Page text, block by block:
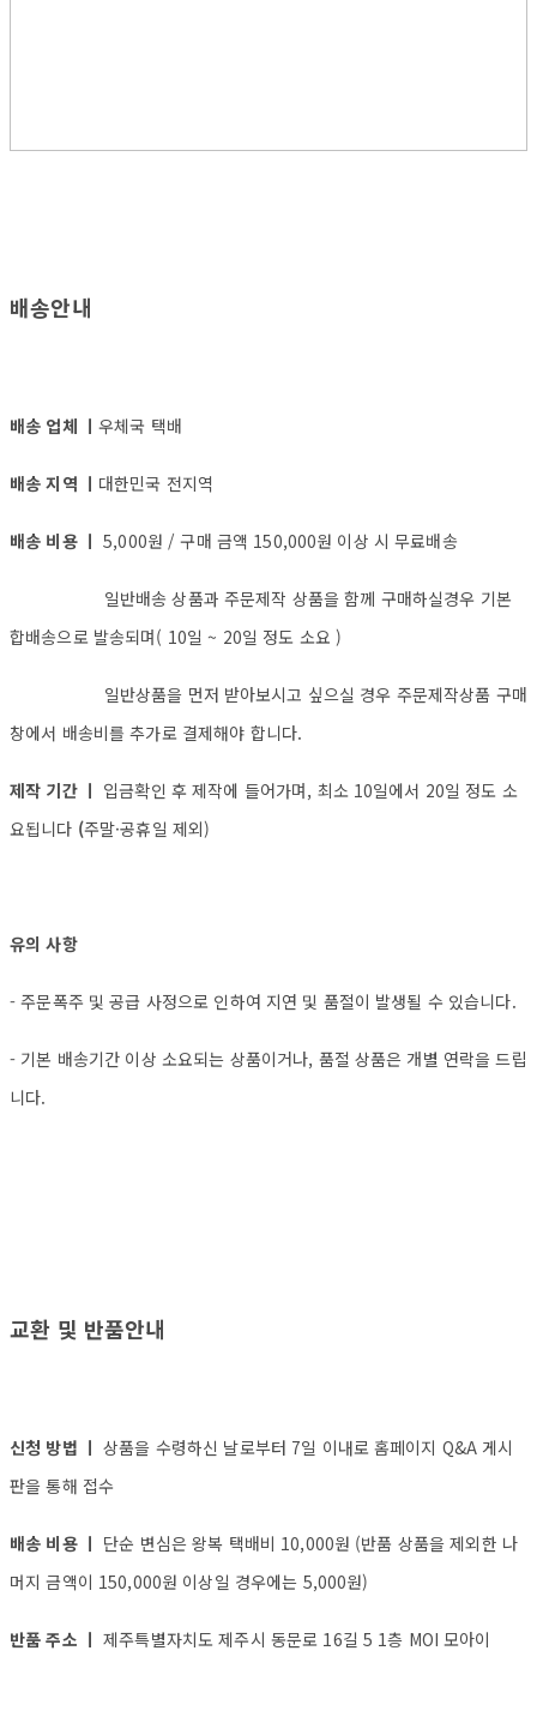
배송안내
배송 업체 ㅣ 우체국 택배
배송 지역 ㅣ 대한민국 전지역
배송 비용 ㅣ5,000원 / 구매 금액 150,000원 이상 시 무료배송
일반배송 상품과 주문제작 상품을 함께 구매하실경우 기본
합배송으로 발송되며( 10일 ~ 20일 정도 소요 )
일반상품을 먼저 받아보시고 싶으실 경우 주문제작상품 구매
창에서 배송비를 추가로 결제해야 합니다.
제작 기간 ㅣ 입금확인 후 제작에 들어가며, 최소 10일에서 20일 정도 소
요됩니다 (주말·공휴일 제외)
유의 사항
- 주문폭주 및 공급 사정으로 인하여 지연 및 품절이 발생될 수 있습니다.
- 기본 배송기간 이상 소요되는 상품이거나, 품절 상품은 개별 연락을 드립
니다.
교환 및 반품안내
신청 방법 ㅣ상품을 수령하신 날로부터 7일 이내로 홈페이지 Q&A 게시
판을 통해 접수
배송 비용 ㅣ 단순 변심은 왕복 택배비 10,000원 (반품 상품을 제외한 나
머지 금액이 150,000원 이상일 경우에는 5,000원)
반품 주소 ㅣ제주특별자치도 제주시 동문로 16길 5 1층 MOI 모아이